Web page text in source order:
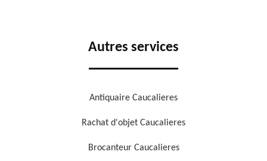
Autres services
Antiquaire Caucalieres
Rachat d'objet Caucalieres
Brocanteur Caucalieres